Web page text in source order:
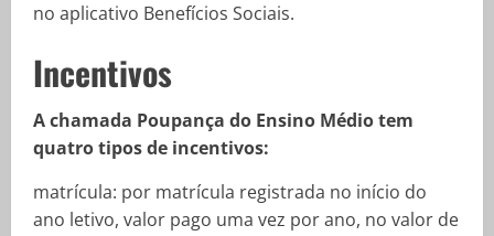
no aplicativo Benefícios Sociais.
Incentivos
A chamada Poupança do Ensino Médio tem
quatro tipos de incentivos:
matrícula: por matrícula registrada no início do
ano letivo, valor pago uma vez por ano, no valor de